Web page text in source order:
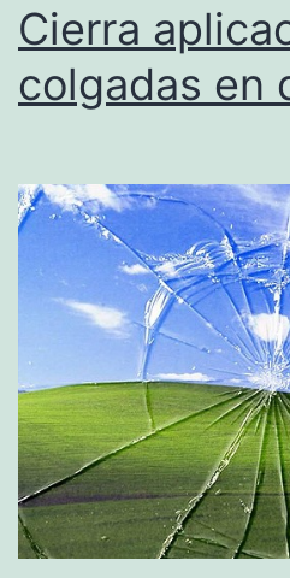
Cierra
colgadas en